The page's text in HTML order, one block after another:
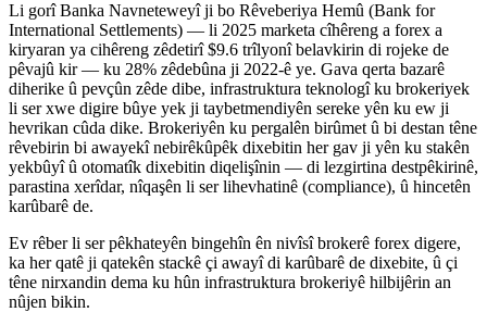
Li gorî Banka Navneteweyî ji bo Rêveberiya Hemû (Bank for
International Settlements) — li 2025 marketa cîhêreng a forex a
kiryaran ya cihêreng zêdetirî $9.6 trîlyonî belavkirin di rojeke de
pêvajû kir — ku 28% zêdebûna ji 2022-ê ye. Gava qerta bazarê
diherike û pevçûn zêde dibe, infrastruktura teknologî ku brokeriyek
li ser xwe digire bûye yek ji taybetmendiyên sereke yên ku ew ji
hevrikan cûda dike. Brokeriyên ku pergalên birûmet û bi destan têne
rêvebirin bi awayekî nebirêkûpêk dixebitin her gav ji yên ku stakên
yekbûyî û otomatîk dixebitin diqelişînin — di lezgirtina destpêkirinê,
parastina xerîdar, nîqaşên li ser lihevhatinê (compliance), û hincetên
karûbarê de.
Ev rêber li ser pêkhateyên bingehîn ên nivîsî brokerê forex digere,
ka her qatê ji qatekên stackê çi awayî di karûbarê de dixebite, û çi
têne nirxandin dema ku hûn infrastruktura brokeriyê hilbijêrin an
nûjen bikin.